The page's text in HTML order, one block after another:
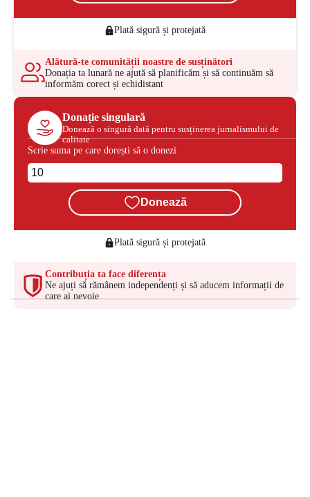
Plată sigură și protejată
Alătură-te comunității noastre de susținători
Donația ta lunară ne ajută să planificăm și să continuăm să
informăm corect și echidistant
Donație singulară
Donează o singură dată pentru susținerea jurnalismului de
calitate
Scrie suma pe care dorești să o donezi
Donează
Plată sigură și protejată
Contribuția ta face diferența
Ne ajuți să rămânem independenți și să aducem informații de
care ai nevoie